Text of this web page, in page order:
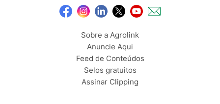
Sobre a Agrolink
Anuncie Aqui
Feed de Conteúdos
Selos gratuitos
Assinar Clipping